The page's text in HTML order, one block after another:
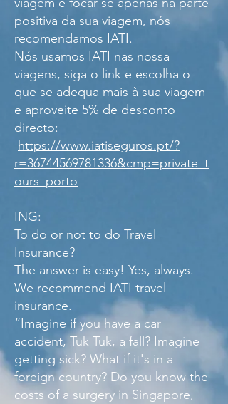
positiva da sua viagem, nós
recomendamos IATI.
Nós usamos IATI nas nossa
viagens, siga o link e escolha o
que se adequa mais à sua viagem
e aproveite 5% de desconto
directo:
https://www.iatiseguros.pt/?
r=36744569781336&cmp=private_t
ours_porto
ING:
To do or not to do Travel
Insurance?
The answer is easy! Yes, always.
We recommend IATI travel
insurance.
“Imagine if you have a car
accident, Tuk Tuk, a fall? Imagine
getting sick? What if it's in a
foreign country? Do you know the
costs of a surgery in Singapore,